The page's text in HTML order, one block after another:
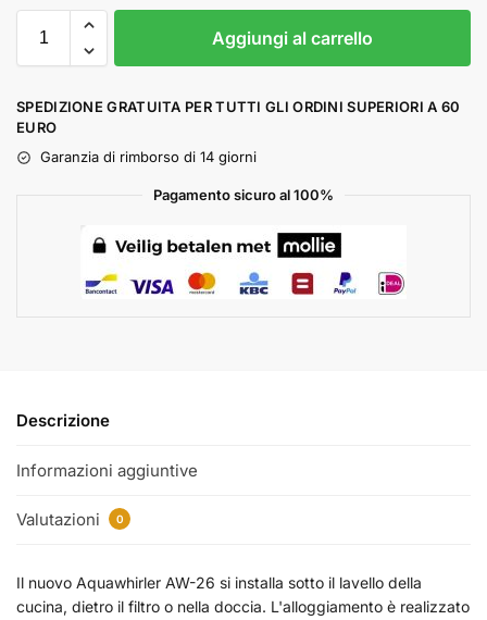
Aggiungi al carrello
SPEDIZIONE GRATUITA PER TUTTI GLI ORDINI SUPERIORI A 60
EURO
Garanzia di rimborso di 14 giorni
Pagamento sicuro al 100%
Descrizione
Informazioni aggiuntive
Valutazioni 0
Il nuovo Aquawhirler AW-26 si installa sotto il lavello della
cucina, dietro il filtro o nella doccia. L'alloggiamento è realizzato